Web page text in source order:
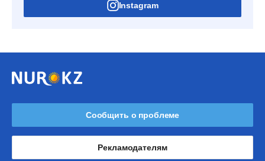
Instagram
Сообщить о проблеме
Рекламодателям